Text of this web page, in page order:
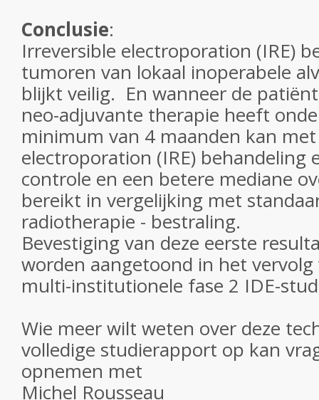
Conclusie:
Irreversible electroporation (IRE)
tumoren van lokaal inoperabele
blijkt veilig. En wanneer de
neo-adjuvante therapie heeft
minimum van 4 maanden kan
electroporation (IRE) behandeling
controle en een betere mediane
bereikt in vergelijking met
radiotherapie - bestraling.
Bevestiging van deze eerste
worden aangetoond in het
multi-institutionele fase 2 IDE-
Wie meer wilt weten over deze
volledige studierapport op kan
opnemen met
Michel Rousseau